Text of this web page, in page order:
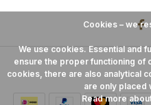
Cookies – we
We use cookies. Essential and
ensure the proper functioning of
cookies, there are also analytical
are only placed
Read more